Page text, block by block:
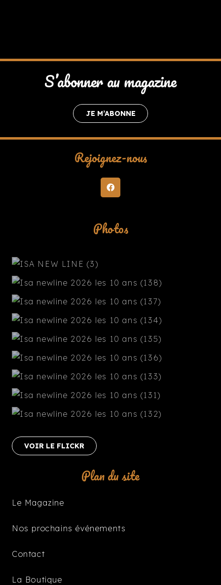
S’abonner au magazine
JE M’ABONNE
Rejoignez-nous
Photos
VOIR LE FLICKR
Plan du site
Le Magazine
Nos prochains événements
Contact
La Boutique